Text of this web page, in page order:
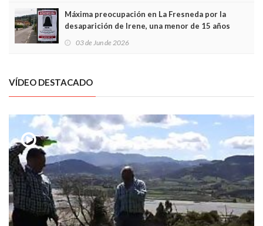
Máxima preocupación en La Fresneda por la
desaparición de Irene, una menor de 15 años
03 de Jun de 2026
VÍDEO DESTACADO